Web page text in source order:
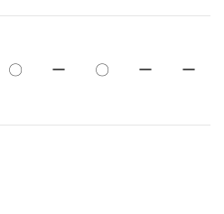
〇 ー 〇 ー ー